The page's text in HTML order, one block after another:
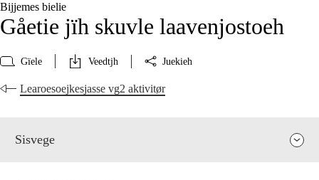
Bijjemes bielie
Gåetie jïh skuvle laavenjostoeh
Gïele Veedtjh Juekieh
Learoesoejkesjasse vg2 aktivitør
Sisvege